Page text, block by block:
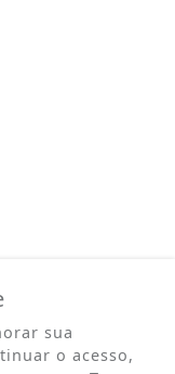
sua
o acesso,